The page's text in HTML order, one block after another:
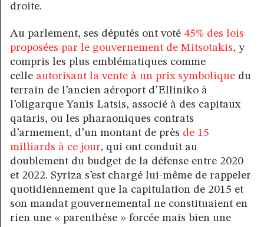
droite.
Au parlement, ses députés ont voté 45% des lois
proposées par le gouvernement de Mitsotakis, y
compris les plus emblématiques comme
celle autorisant la vente à un prix symbolique du
terrain de l’ancien aéroport d’Elliniko à
l’oligarque Yanis Latsis, associé à des capitaux
qataris, ou les pharaoniques contrats
d’armement, d’un montant de près de 15
milliards à ce jour, qui ont conduit au
doublement du budget de la défense entre 2020
et 2022. Syriza s’est chargé lui-même de rappeler
quotidiennement que la capitulation de 2015 et
son mandat gouvernemental ne constituaient en
rien une « parenthèse » forcée mais bien une